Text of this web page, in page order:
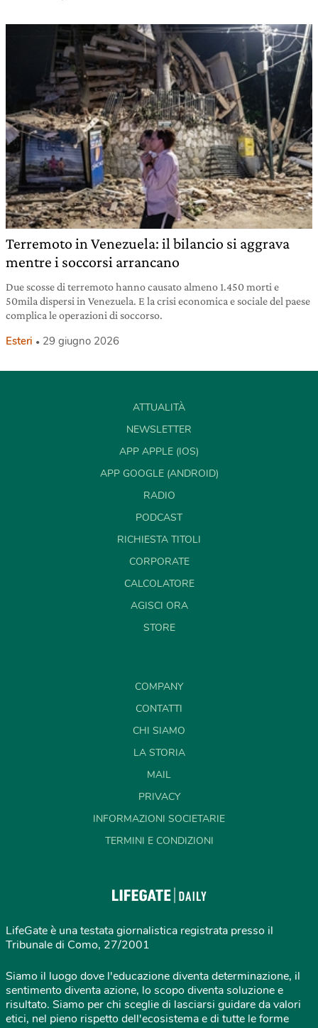
Terremoto in Venezuela: il bilancio si aggrava
mentre i soccorsi arrancano
Due scosse di terremoto hanno causato almeno 1.450 morti e
50mila dispersi in Venezuela. E la crisi economica e sociale del paese
complica le operazioni di soccorso.
Esteri 29 giugno 2026
ATTUALITÀ
NEWSLETTER
APP APPLE (IOS)
APP GOOGLE (ANDROID)
RADIO
PODCAST
RICHIESTA TITOLI
CORPORATE
CALCOLATORE
AGISCI ORA
STORE
COMPANY
CONTATTI
CHI SIAMO
LA STORIA
MAIL
PRIVACY
INFORMAZIONI SOCIETARIE
TERMINI E CONDIZIONI
LifeGate è una testata giornalistica registrata presso il
Tribunale di Como, 27/2001
Siamo il luogo dove l'educazione diventa determinazione, il
sentimento diventa azione, lo scopo diventa soluzione e
risultato. Siamo per chi sceglie di lasciarsi guidare da valori
etici, nel pieno rispetto dell'ecosistema e di tutte le forme